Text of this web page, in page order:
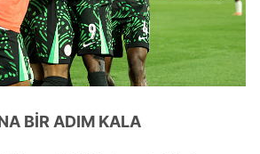
BİR ADIM KALA